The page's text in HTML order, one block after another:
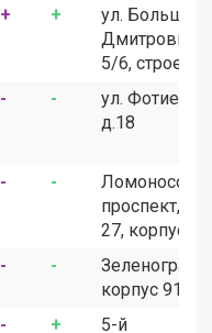
+ +
ул. Большая
Дмитровка,
5/6,
- -
ул. Фотиевой,
д.18
- -
проспект,
27, корпус 7
- -
Зеленоград,
корпус 913А
- + 5-й